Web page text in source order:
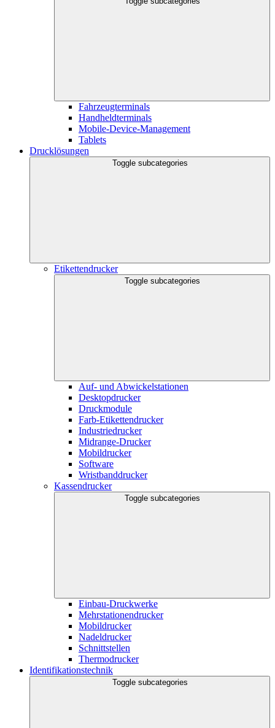
Fahrzeugterminals
Handheldterminals
Mobile-Device-Management
Tablets
Drucklösungen
Toggle subcategories
Etikettendrucker
Toggle subcategories
Auf- und Abwickelstationen
Desktopdrucker
Druckmodule
Farb-Etikettendrucker
Industriedrucker
Midrange-Drucker
Mobildrucker
Software
Wristbanddrucker
Kassendrucker
Toggle subcategories
Einbau-Druckwerke
Mehrstationendrucker
Mobildrucker
Nadeldrucker
Schnittstellen
Thermodrucker
Identifikationstechnik
Toggle subcategories